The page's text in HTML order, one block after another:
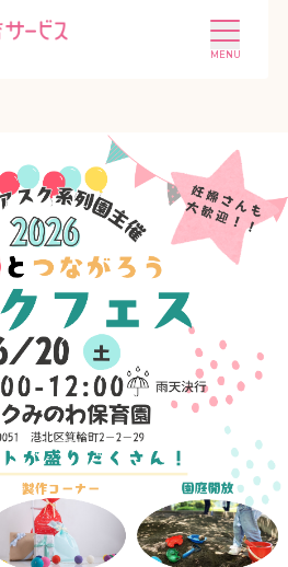
選ばれる理由
ニュース
採用情報
Language